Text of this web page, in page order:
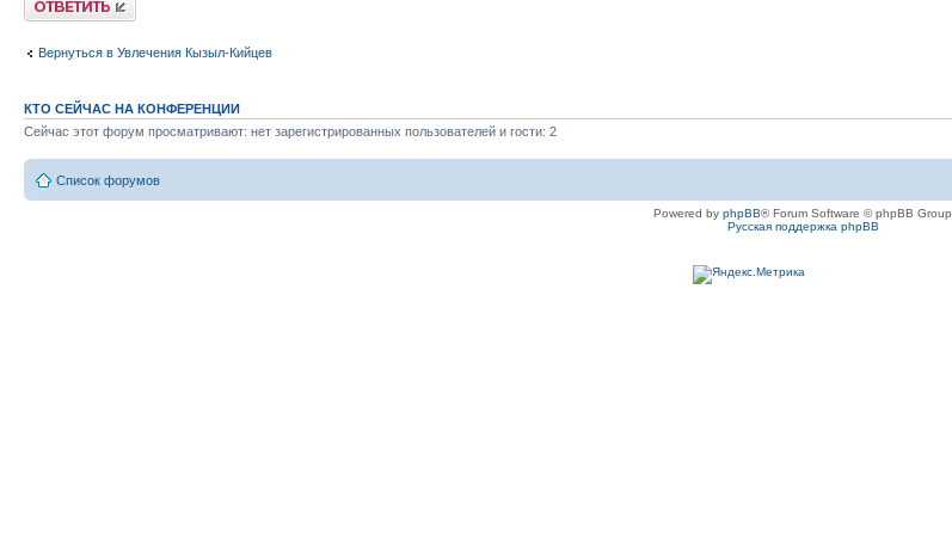
Вернуться в Увлечения Кызыл-Кийцев
КТО СЕЙЧАС НА КОНФЕРЕНЦИИ
Сейчас этот форум просматривают: нет зарегистрированных пользователей и гости: 2
Список форумов
Powered by phpBB® Forum Software © phpBB Group
Русская поддержка phpBB